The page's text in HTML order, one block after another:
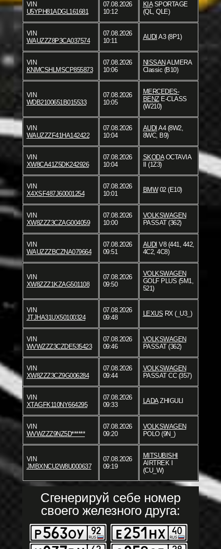
VIN
U5YPH81ADGL161681
07.08.2026
10:12
KIASPORTAGE
(QL, QLE)
VIN
WAUZZZ8P3CA037574
07.08.2026
10:11
AUDI A3 (8P1)
VIN
KNMCSHLMSCP855873
07.08.2026
10:06
NISSAN ALMERA
Classic (B10)
VIN
WDB2100651B015533
07.08.2026
10:05
MERCEDES-
BENZE-CLASS
(W210)
VIN
WAUZZZF41HA142422
07.08.2026
10:04
AUDI A4 (8W2,
8WC, B9)
VIN
XW8CA41Z5DK242926
07.08.2026
10:04
SKODAOCTAVIA
II (1Z3)
VIN
X4XSF487J60001254
07.08.2026
10:01
BMW02 (E10)
VIN
XW8ZZZ3CZAG004059
07.08.2026
10:00
VOLKSWAGEN
PASSAT (362)
VIN
WAUZZZBCZNA079664
07.08.2026
09:51
AUDI V8 (441, 442,
4C2, 4C8)
VIN
XW8ZZZ1KZAG501108
07.08.2026
09:50
VOLKSWAGEN
GOLF PLUS (5M1,
521)
VIN
JTJHA31UX50100324
07.08.2026
09:48
LEXUS RX (_U3_)
VIN
WVWZZZ3CZDE535423
07.08.2026
09:46
VOLKSWAGEN
PASSAT (362)
VIN
XW8ZZZ3CZ9G006284
07.08.2026
09:44
VOLKSWAGEN
PASSAT CC (357)
VIN
XTAGFK110NY664295
07.08.2026
09:33
LADAZHIGULI
VIN
WVWZZZ9NZ5D******
07.08.2026
09:20
VOLKSWAGEN
POLO (9N_)
VIN
JMBXNCU2W8U000637
07.08.2026
09:19
MITSUBISHI
AIRTREK I
(CU_W)
Сгенерируй себе номер
своего железного друга: